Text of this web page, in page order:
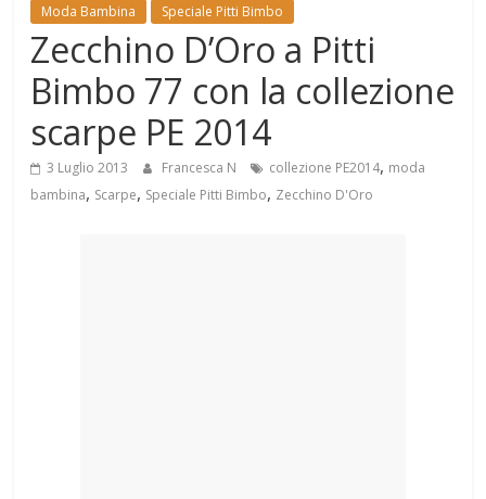
Mondo
Moda Bambina Speciale Pitti Bimbo
Zecchino D’Oro a Pitti
Bimbo 77 con la collezione
scarpe PE 2014
3 Luglio 2013 Francesca N collezione PE2014, moda
bambina, Scarpe, Speciale Pitti Bimbo, Zecchino D'Oro